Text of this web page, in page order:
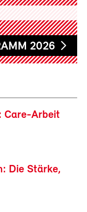
2026
Care-Arbeit
Die Stärke,